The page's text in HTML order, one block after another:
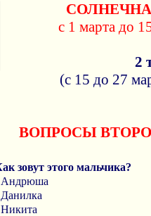
с 1 марта до
2
(с 15 до 27
ВОПРОСЫ
зовут этого мальчика?
Андрюша
Данилка
Никита